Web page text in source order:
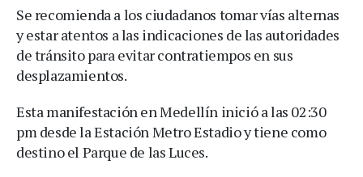
Se recomienda a los ciudadanos tomar vías alternas
y estar atentos a las indicaciones de las autoridades
de tránsito para evitar contratiempos en sus
desplazamientos.
Esta manifestación en Medellín inició a las 02:30
pm desde la Estación Metro Estadio y tiene como
destino el Parque de las Luces.